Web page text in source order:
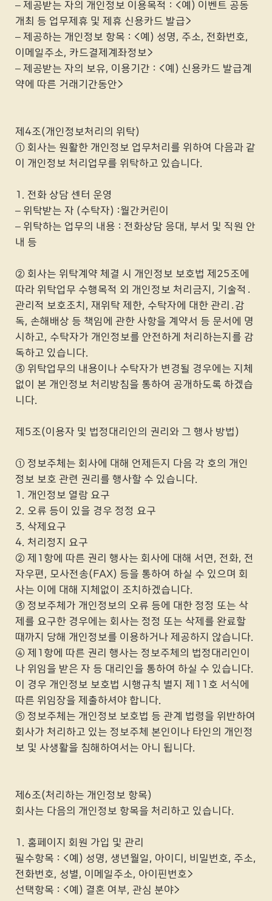
– 제공받는 자의 개인정보 이용목적 : <예) 이벤트 공동
개최 등 업무제휴 및 제휴 신용카드 발급>
– 제공하는 개인정보 항목 : <예) 성명, 주소, 전화번호,
이메일주소, 카드결제계좌정보>
– 제공받는 자의 보유, 이용기간 : <예) 신용카드 발급계
약에 따른 거래기간동안>
제4조(개인정보처리의 위탁)
① 회사는 원활한 개인정보 업무처리를 위하여 다음과 같
이 개인정보 처리업무를 위탁하고 있습니다.
1. 전화 상담 센터 운영
– 위탁받는 자 (수탁자) :월간커린이
– 위탁하는 업무의 내용 : 전화상담 응대, 부서 및 직원 안
내 등
② 회사는 위탁계약 체결 시 개인정보 보호법 제25조에
따라 위탁업무 수행목적 외 개인정보 처리금지, 기술적․
관리적 보호조치, 재위탁 제한, 수탁자에 대한 관리․감
독, 손해배상 등 책임에 관한 사항을 계약서 등 문서에 명
시하고, 수탁자가 개인정보를 안전하게 처리하는지를 감
독하고 있습니다.
③ 위탁업무의 내용이나 수탁자가 변경될 경우에는 지체
없이 본 개인정보 처리방침을 통하여 공개하도록 하겠습
니다.
제5조(이용자 및 법정대리인의 권리와 그 행사 방법)
① 정보주체는 회사에 대해 언제든지 다음 각 호의 개인
정보 보호 관련 권리를 행사할 수 있습니다.
1. 개인정보 열람 요구
2. 오류 등이 있을 경우 정정 요구
3. 삭제요구
4. 처리정지 요구
② 제1항에 따른 권리 행사는 회사에 대해 서면, 전화, 전
자우편, 모사전송(FAX) 등을 통하여 하실 수 있으며 회
사는 이에 대해 지체없이 조치하겠습니다.
③ 정보주체가 개인정보의 오류 등에 대한 정정 또는 삭
제를 요구한 경우에는 회사는 정정 또는 삭제를 완료할
때까지 당해 개인정보를 이용하거나 제공하지 않습니다.
④ 제1항에 따른 권리 행사는 정보주체의 법정대리인이
나 위임을 받은 자 등 대리인을 통하여 하실 수 있습니다.
이 경우 개인정보 보호법 시행규칙 별지 제11호 서식에
따른 위임장을 제출하셔야 합니다.
⑤ 정보주체는 개인정보 보호법 등 관계 법령을 위반하여
회사가 처리하고 있는 정보주체 본인이나 타인의 개인정
보 및 사생활을 침해하여서는 아니 됩니다.
제6조(처리하는 개인정보 항목)
회사는 다음의 개인정보 항목을 처리하고 있습니다.
1. 홈페이지 회원 가입 및 관리
필수항목 : <예) 성명, 생년월일, 아이디, 비밀번호, 주소,
전화번호, 성별, 이메일주소, 아이핀번호>
선택항목 : <예) 결혼 여부, 관심 분야>